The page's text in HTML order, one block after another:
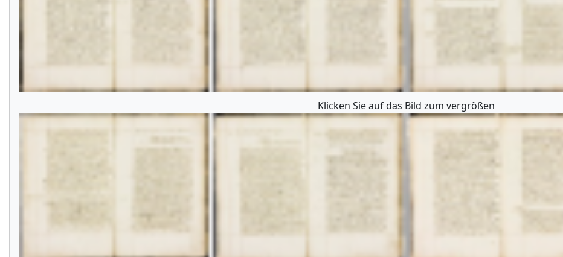
Klicken Sie auf das Bild zum vergrößen